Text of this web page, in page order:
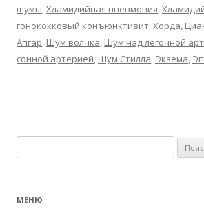
шумы,Хламидийная пневмония,
гонококковый конъюнктивит,Хорда,
Апгар, Шум волчка, Шум над легочной
сонной артерией, Шум Стилла, Экзема,
МЕНЮ